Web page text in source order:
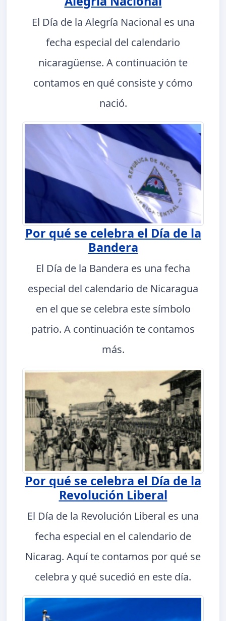
El Día de la Alegría Nacional es una
fecha especial del calendario
nicaragüense. A continuación te
contamos en qué consiste y cómo
nació.
Por qué se celebra el Día de la
Bandera
El Día de la Bandera es una fecha
especial del calendario de Nicaragua
en el que se celebra este símbolo
patrio. A continuación te contamos
más.
Por qué se celebra el Día de la
Revolución Liberal
El Día de la Revolución Liberal es una
fecha especial en el calendario de
Nicarag. Aquí te contamos por qué se
celebra y qué sucedió en este día.